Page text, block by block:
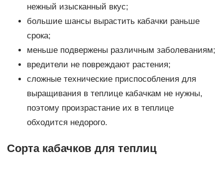
нежный изысканный вкус;
большие шансы вырастить кабачки раньше
срока;
меньше подвержены различным заболеваниям;
вредители не повреждают растения;
сложные технические приспособления для
выращивания в теплице кабачкам не нужны,
поэтому произрастание их в теплице
обходится недорого.
Сорта кабачков для теплиц